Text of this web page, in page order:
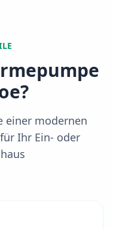
?
einer modernen
Ihr Ein- oder